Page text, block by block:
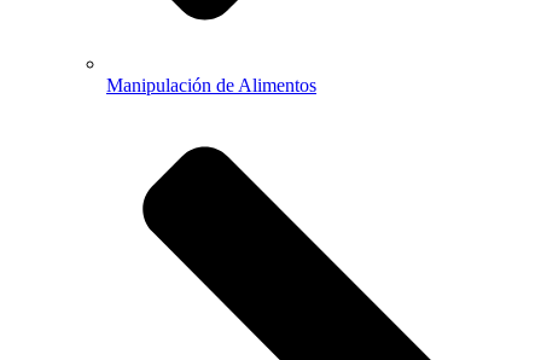
Manipulación de Alimentos